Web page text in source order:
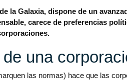
la Galaxia, dispone de un
carece de preferencias
una
las normas) hace que las